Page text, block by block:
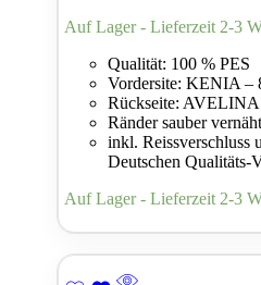
Auf Lager - Lieferzeit 2-3
Qualität: 100 % PES
Vordersite: KENIA –
Rückseite: AVELINA
Ränder sauber vernäht
inkl. Reissverschluss
Deutschen Qualitäts-
Auf Lager - Lieferzeit 2-3